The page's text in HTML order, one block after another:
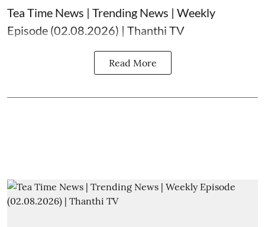
Tea Time News | Trending News | Weekly
Episode (02.08.2026) | Thanthi TV
Read More